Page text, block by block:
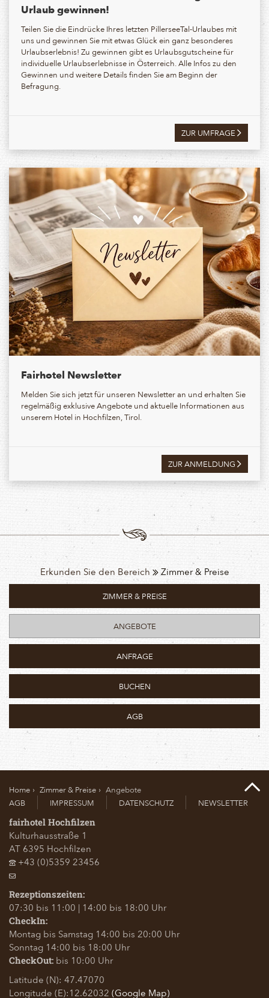
Urlaub gewinnen!
Teilen Sie die Eindrücke Ihres letzten PillerseeTal-Urlaubes mit
uns und gewinnen Sie mit etwas Glück ein ganz besonderes
Urlaubserlebnis! Zu gewinnen gibt es Urlaubsgutscheine für
individuelle Urlaubserlebnisse in Österreich. Alle Infos zu den
Gewinnen und weitere Details finden Sie am Beginn der
Befragung.
ZUR UMFRAGE
Fairhotel Newsletter
Melden Sie sich jetzt für unseren Newsletter an und erhalten Sie
regelmäßig exklusive Angebote und aktuelle Informationen aus
unserem Hotel in Hochfilzen, Tirol.
ZUR ANMELDUNG
Erkunden Sie den Bereich Zimmer & Preise
ZIMMER & PREISE
ANGEBOTE
ANFRAGE
BUCHEN
AGB
Home Zimmer & Preise
Angebote
AGB
IMPRESSUM DATENSCHUTZ NEWSLETTER
fairhotel Hochfilzen
Kulturhausstraße 1
AT 6395 Hochfilzen
+43 (0)5359 23456
Rezeptionszeiten:
07:30 bis 11:00 | 14:00 bis 18:00 Uhr
CheckIn:
Montag bis Samstag 14:00 bis 20:00 Uhr
Sonntag 14:00 bis 18:00 Uhr
CheckOut: bis 10:00 Uhr
Latitude (N): 47.47070
Longitude (E):12.62032 (Google Map)